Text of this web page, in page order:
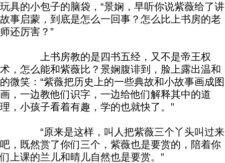
玩具的小包子的脑袋，“景娴，早听你说紫薇给了讲
故事启蒙，到底是怎么一回事？怎么比上书房的老
师还厉害？”
上书房教的是四书五经，又不是帝王权
术，怎么能和紫薇比？景娴腹诽到，脸上露出温和
的微笑：“紫薇把历史上的一些典故和小故事画成图
画，一边教他们识字，一边给他们解释其中的道
理，小孩子看着有趣，学的也就快了。”
“原来是这样，叫人把紫薇三个丫头叫过来
吧，既然赏了你们三个，紫薇也是要赏的，陪着你
们上课的兰儿和晴儿自然也是要赏。”